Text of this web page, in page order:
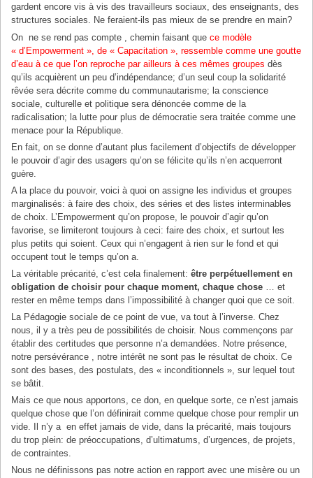
gardent encore vis à vis des travailleurs sociaux, des enseignants, des
structures sociales. Ne feraient-ils pas mieux de se prendre en main?
On ne se rend pas compte , chemin faisant quece modèle
« d’Empowerment », de « Capacitation », ressemble comme une goutte
d’eau à ce que l’on reproche par ailleurs à ces mêmes groupes dès
qu’ils acquièrent un peu d’indépendance; d’un seul coup la solidarité
rêvée sera décrite comme du communautarisme; la conscience
sociale, culturelle et politique sera dénoncée comme de la
radicalisation; la lutte pour plus de démocratie sera traitée comme une
menace pour la République.
En fait, on se donne d’autant plus facilement d’objectifs de développer
le pouvoir d’agir des usagers qu’on se félicite qu’ils n’en acquerront
guère.
A la place du pouvoir, voici à quoi on assigne les individus et groupes
marginalisés: à faire des choix, des séries et des listes interminables
de choix. L’Empowerment qu’on propose, le pouvoir d’agir qu’on
favorise, se limiteront toujours à ceci: faire des choix, et surtout les
plus petits qui soient. Ceux qui n’engagent à rien sur le fond et qui
occupent tout le temps qu’on a.
La véritable précarité, c’est cela finalement:être perpétuellement en
obligation de choisir pour chaque moment, chaque chose … et
rester en même temps dans l’impossibilité à changer quoi que ce soit.
La Pédagogie sociale de ce point de vue, va tout à l’inverse. Chez
nous, il y a très peu de possibilités de choisir. Nous commençons par
établir des certitudes que personne n’a demandées. Notre présence,
notre persévérance , notre intérêt ne sont pas le résultat de choix. Ce
sont des bases, des postulats, des « inconditionnels », sur lequel tout
se bâtit.
Mais ce que nous apportons, ce don, en quelque sorte, ce n’est jamais
quelque chose que l’on définirait comme quelque chose pour remplir un
vide. Il n’y a en effet jamais de vide, dans la précarité, mais toujours
du trop plein: de préoccupations, d’ultimatums, d’urgences, de projets,
de contraintes.
Nous ne définissons pas notre action en rapport avec une misère ou un